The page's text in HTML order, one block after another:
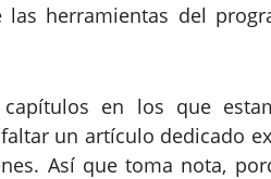
las herramientas del
en los que
un artículo dedicado
Así que toma nota,